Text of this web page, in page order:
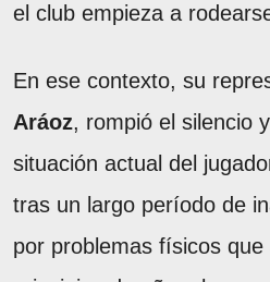
el club empieza a
En ese contexto, su
Aráoz, rompió el silencio
situación actual del
tras un largo período de
por problemas físicos